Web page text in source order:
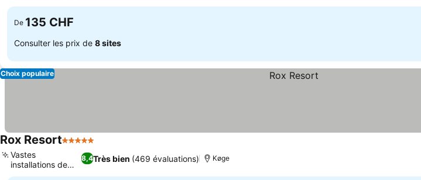
De 135 CHF
Consulter les prix de 8 sites
Choix populaire
Rox Resort5 Étoiles
8,4Très bien (469 évaluations)
Vastes
installations de
piscine
Køge